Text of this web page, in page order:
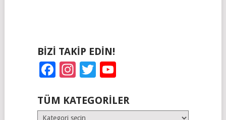
BIZI TAKIP EDIN!
Facebook
Instagram
Twitter
TÜM KATEGORILER
Tüm